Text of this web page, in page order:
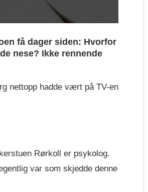
få dager siden: Hvorfor
nese? Ikke rennende
nettopp hadde vært på TV-en
Rørkoll er psykolog.
var som skjedde denne